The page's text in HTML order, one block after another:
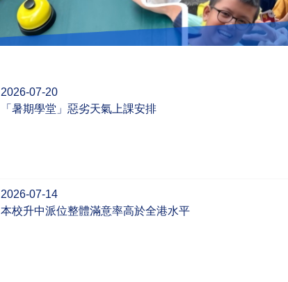
2026-07-20
「暑期學堂」惡劣天氣上課安排
2026-07-14
本校升中派位整體滿意率高於全港水平